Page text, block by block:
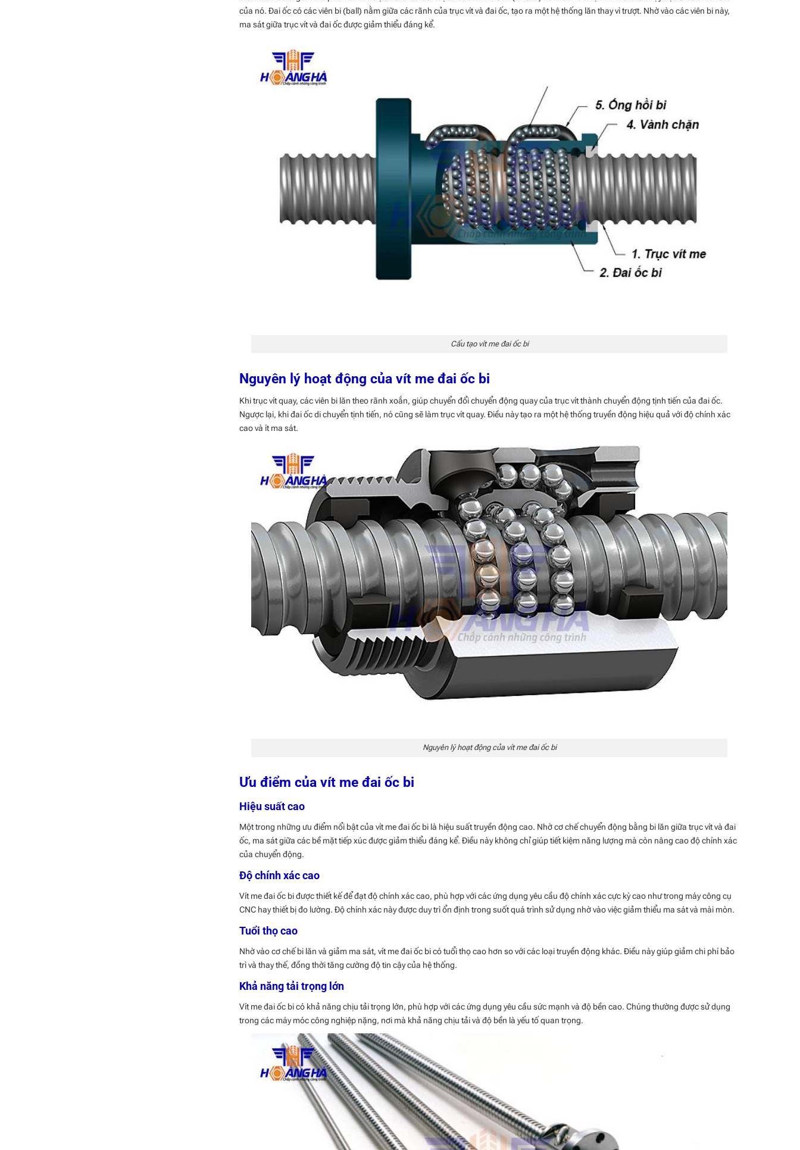
của nó. Đai ốc có các viên bi (ball) nằm giữa các rãnh của trục vít và đai ốc, tạo ra một hệ thống lăn thay vì trượt. Nhờ vào các viên bi này,
ma sát giữa trục vít và đai ốc được giảm thiểu đáng kể.
Cấu tạo vít me đai ốc bi
Nguyên lý hoạt động của vít me đai ốc bi
Khi trục vít quay, các viên bi lăn theo rãnh xoắn, giúp chuyển đổi chuyển động quay của trục vít thành chuyển động tịnh tiến của đai ốc.
Ngược lại, khi đai ốc di chuyển tịnh tiến, nó cũng sẽ làm trục vít quay. Điều này tạo ra một hệ thống truyền động hiệu quả với độ chính xác
cao và ít ma sát.
Nguyên lý hoạt động của vít me đai ốc bi
Ưu điểm của vít me đai ốc bi
Hiệu suất cao
Một trong những ưu điểm nổi bật của vít me đai ốc bi là hiệu suất truyền động cao. Nhờ cơ chế chuyển động bằng bi lăn giữa trục vít và đai
ốc, ma sát giữa các bề mặt tiếp xúc được giảm thiểu đáng kể. Điều này không chỉ giúp tiết kiệm năng lượng mà còn nâng cao độ chính xác
của chuyển động.
Độ chính xác cao
Vít me đai ốc bi được thiết kế để đạt độ chính xác cao, phù hợp với các ứng dụng yêu cầu độ chính xác cực kỳ cao như trong máy công cụ
CNC hay thiết bị đo lường. Độ chính xác này được duy trì ổn định trong suốt quá trình sử dụng nhờ vào việc giảm thiểu ma sát và mài mòn.
Tuổi thọ cao
Nhờ vào cơ chế bi lăn và giảm ma sát, vít me đai ốc bi có tuổi thọ cao hơn so với các loại truyền động khác. Điều này giúp giảm chi phí bảo
trì và thay thế, đồng thời tăng cường độ tin cậy của hệ thống.
Khả năng tải trọng lớn
Vít me đai ốc bi có khả năng chịu tải trọng lớn, phù hợp với các ứng dụng yêu cầu sức mạnh và độ bền cao. Chúng thường được sử dụng
trong các máy móc công nghiệp nặng, nơi mà khả năng chịu tải và độ bền là yếu tố quan trọng.